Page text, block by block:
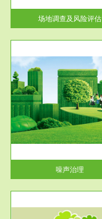
场地调查及风险评估
噪声治理
服务范围
废气处理工程